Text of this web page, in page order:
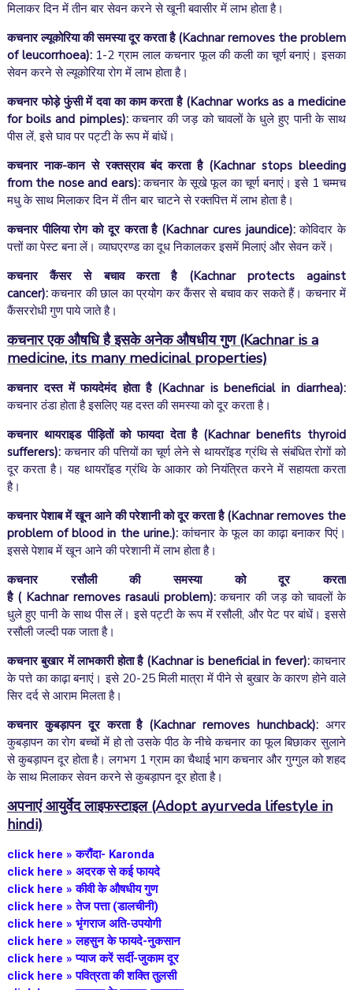
मिलाकर दिन में तीन बार सेवन करने से खूनी बवासीर में लाभ होता है।
कचनार ल्यूकोरिया की समस्या दूर करता है (Kachnar removes the problem
of leucorrhoea):1-2 ग्राम लाल कचनार फूल की कली का चूर्ण बनाएं। इसका
सेवन करने से ल्यूकोरिया रोग में लाभ होता है।
कचनार फोड़े फुंसी में दवा का काम करता है (Kachnar works as a medicine
for boils and pimples): कचनार की जड़ को चावलों के धुले हुए पानी के साथ
पीस लें, इसे घाव पर पट्टी के रूप में बांधें।
कचनार नाक-कान से रक्तस्राव बंद करता है (Kachnar stops bleeding
from the nose and ears): कचनार के सूखे फूल का चूर्ण बनाएं। इसे 1 चम्मच
मधु के साथ मिलाकर दिन में तीन बार चाटने से रक्तपित्त में लाभ होता है।
कचनार पीलिया रोग को दूर करता है (Kachnar cures jaundice):कोविदार के
पत्तों का पेस्ट बना लें। व्याघएरण्ड का दूध निकालकर इसमें मिलाएं और सेवन करें।
कचनार कैंसर से बचाव करता है (Kachnar protects against
cancer): कचनार की छाल का प्रयोग कर कैंसर से बचाव कर सकते हैं। कचनार में
कैंसररोधी गुण पाये जाते है।
कचनार एक औषधि है इसके अनेक औषधीय गुण (Kachnar is a
medicine, its many medicinal properties)
कचनार दस्त में फायदेमंद होता है (Kachnar is beneficial in diarrhea):
कचनार ठंडा होता है इसलिए यह दस्त की समस्या को दूर करता है।
कचनार थायराइड पीड़ितों को फायदा देता है (Kachnar benefits thyroid
sufferers): कचनार की पत्तियों का चूर्ण लेने से थायरॉइड ग्रंथि से संबंधित रोगों को
दूर करता है। यह थायरॉइड ग्रंथि के आकार को नियंत्रित करने में सहायता करता
है।
कचनार पेशाब में खून आने की परेशानी को दूर करता है (Kachnar removes the
problem of blood in the urine.):कांचनार के फूल का काढ़ा बनाकर पिएं।
इससे पेशाब में खून आने की परेशानी में लाभ होता है।
कचनार रसौली की समस्या को दूर करता
है (Kachnar removes rasauli problem):कचनार की जड़ को चावलों के
धुले हुए पानी के साथ पीस लें। इसे पट्टी के रूप में रसौली, और पेट पर बांधें। इससे
रसौली जल्दी पक जाता है।
कचनार बुखार में लाभकारी होता है (Kachnar is beneficial in fever):काचनार
के पत्ते का काढ़ा बनाएं। इसे 20-25 मिली मात्रा में पीने से बुखार के कारण होने वाले
सिर दर्द से आराम मिलता है।
कचनार कुबड़ापन दूर करता है (Kachnar removes hunchback): अगर
कुबड़ापन का रोग बच्चों में हो तो उसके पीठ के नीचे कचनार का फूल बिछाकर सुलाने
से कुबड़ापन दूर होता है। लगभग 1 ग्राम का चैथाई भाग कचनार और गुग्गुल को शहद
के साथ मिलाकर सेवन करने से कुबड़ापन दूर होता है।
अपनाएं आयुर्वेद लाइफस्टाइल (Adopt ayurveda lifestyle in
hindi)
click here » करौंदा- Karonda
click here » अदरक से कई फायदे
click here »कीवी के औषधीय गुण
click here » तेज पत्ता (डालचीनी)
click here » भृंगराज अति-उपयोगी
click here »लहसुन के फायदे-नुकसान
click here »प्याज करें सर्दी-जुकाम दूर
click here »पवित्रता की शक्ति तुलसी